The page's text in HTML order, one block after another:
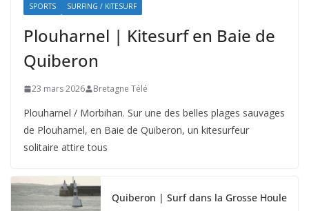
SPORTS SURFING / KITESURF
Plouharnel | Kitesurf en Baie de
Quiberon
23 mars 2026 Bretagne Télé
Plouharnel / Morbihan. Sur une des belles plages sauvages
de Plouharnel, en Baie de Quiberon, un kitesurfeur
solitaire attire tous
Quiberon | Surf dans la Grosse Houle